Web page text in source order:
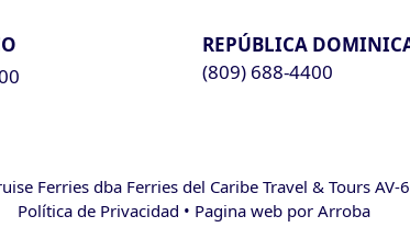
REPÚBLICA
(809) 688-4400
Ferries dba Ferries del Caribe Travel & Tours AV-
Política de Privacidad • Pagina web por Arroba